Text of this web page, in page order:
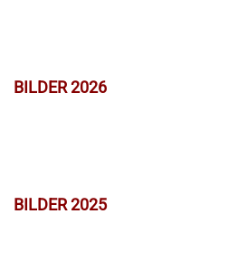
BILDER 2026
BILDER 2025